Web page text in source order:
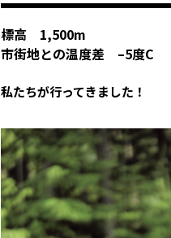
標高 1,500m
市街地との温度差 –5度C
私たちが行ってきました！